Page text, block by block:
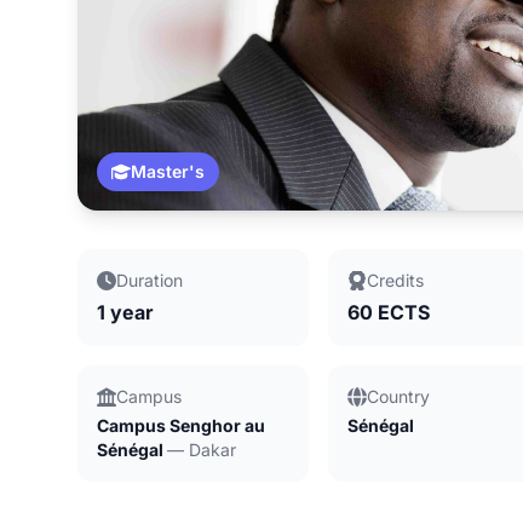
Master's
Duration
1 year
Credits
60 ECTS
Campus
Campus Senghor au
Sénégal — Dakar
Country
Sénégal